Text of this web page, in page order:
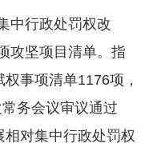
行政处罚权改
攻坚项目清单。指
事项清单1176项，
务会议审议通过
相对集中行政处罚权